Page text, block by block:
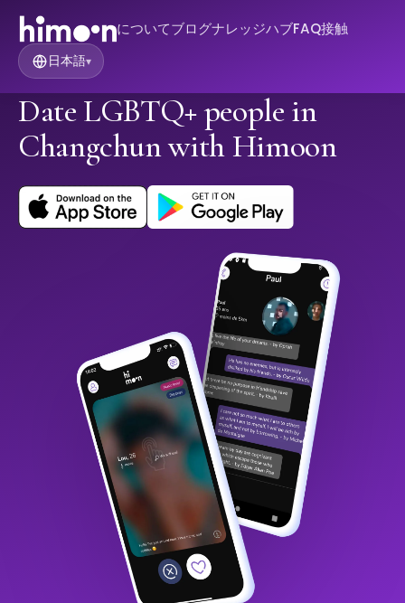
についてブログナレッジハブFAQ接触
日本語▾
Date LGBTQ+ people in
Changchun with Himoon